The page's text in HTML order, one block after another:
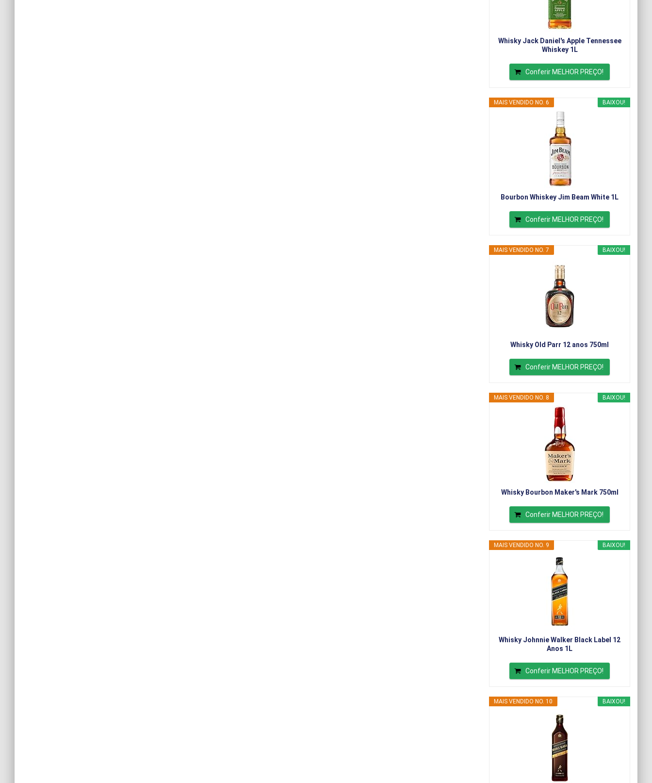
Whisky Jack Daniel's Apple Tennessee
Whiskey 1L
Conferir MELHOR PREÇO!
BAIXOU!
MAIS VENDIDO NO. 6
Bourbon Whiskey Jim Beam White 1L
Conferir MELHOR PREÇO!
BAIXOU!
MAIS VENDIDO NO. 7
Whisky Old Parr 12 anos 750ml
Conferir MELHOR PREÇO!
BAIXOU!
MAIS VENDIDO NO. 8
Whisky Bourbon Maker's Mark 750ml
Conferir MELHOR PREÇO!
BAIXOU!
MAIS VENDIDO NO. 9
Whisky Johnnie Walker Black Label 12
Anos 1L
Conferir MELHOR PREÇO!
BAIXOU!
MAIS VENDIDO NO. 10